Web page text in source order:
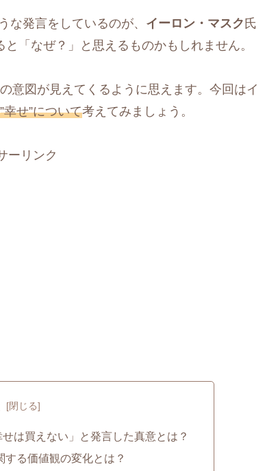
な発言をしているのが、 イーロン・マスク氏
「なぜ？」と思えるものかもしれません。
意図が見えてくるように思えます。今回はイ
幸せ”について考えてみましょう。
ーリンク
は買えない」と発言した真意とは？
る価値観の変化とは？